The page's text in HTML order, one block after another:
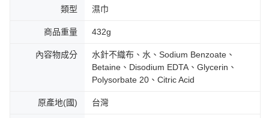
類型 濕巾
商品重量 432g
內容物成分
水針不織布、水、Sodium Benzoate、
Betaine、Disodium EDTA、Glycerin、
Polysorbate 20、Citric Acid
原產地(國) 台灣